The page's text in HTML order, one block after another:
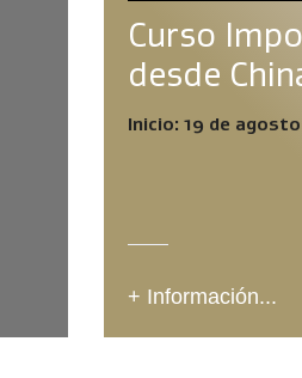
Curso
desde
Inicio: 19 de
+ Información...